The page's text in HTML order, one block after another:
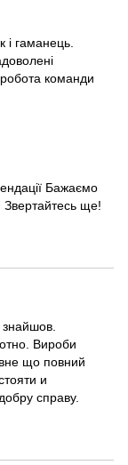
і гаманець.
команди
Бажаємо
Звертайтесь ще!
Вироби
що повний
и
справу.